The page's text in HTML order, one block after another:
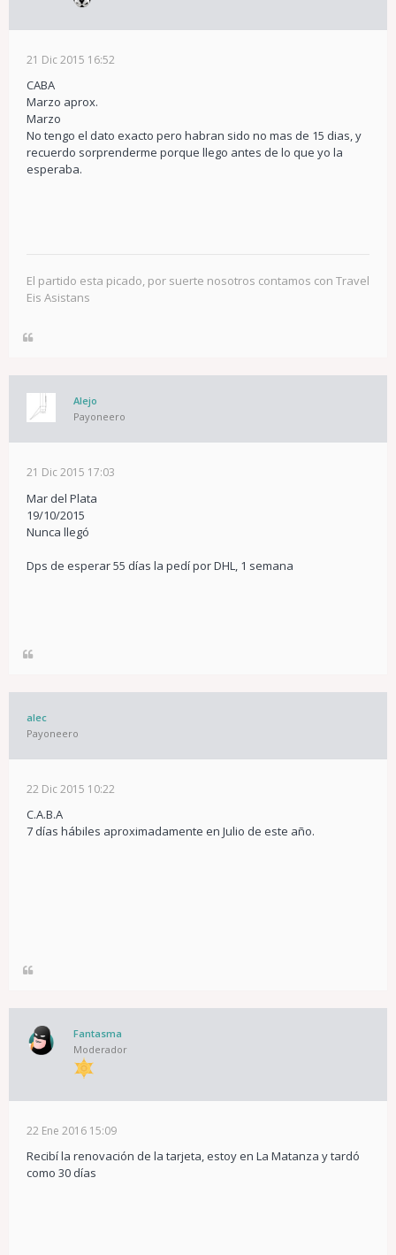
21 Dic 2015 16:52
CABA
Marzo aprox.
Marzo
No tengo el dato exacto pero habran sido no mas de 15 dias, y
recuerdo sorprenderme porque llego antes de lo que yo la
esperaba.
El partido esta picado, por suerte nosotros contamos con Travel
Eis Asistans
Alejo
Payoneero
21 Dic 2015 17:03
Mar del Plata
19/10/2015
Nunca llegó
Dps de esperar 55 días la pedí por DHL, 1 semana
alec
Payoneero
22 Dic 2015 10:22
C.A.B.A
7 días hábiles aproximadamente en Julio de este año.
Fantasma
Moderador
22 Ene 2016 15:09
Recibí la renovación de la tarjeta, estoy en La Matanza y tardó
como 30 días